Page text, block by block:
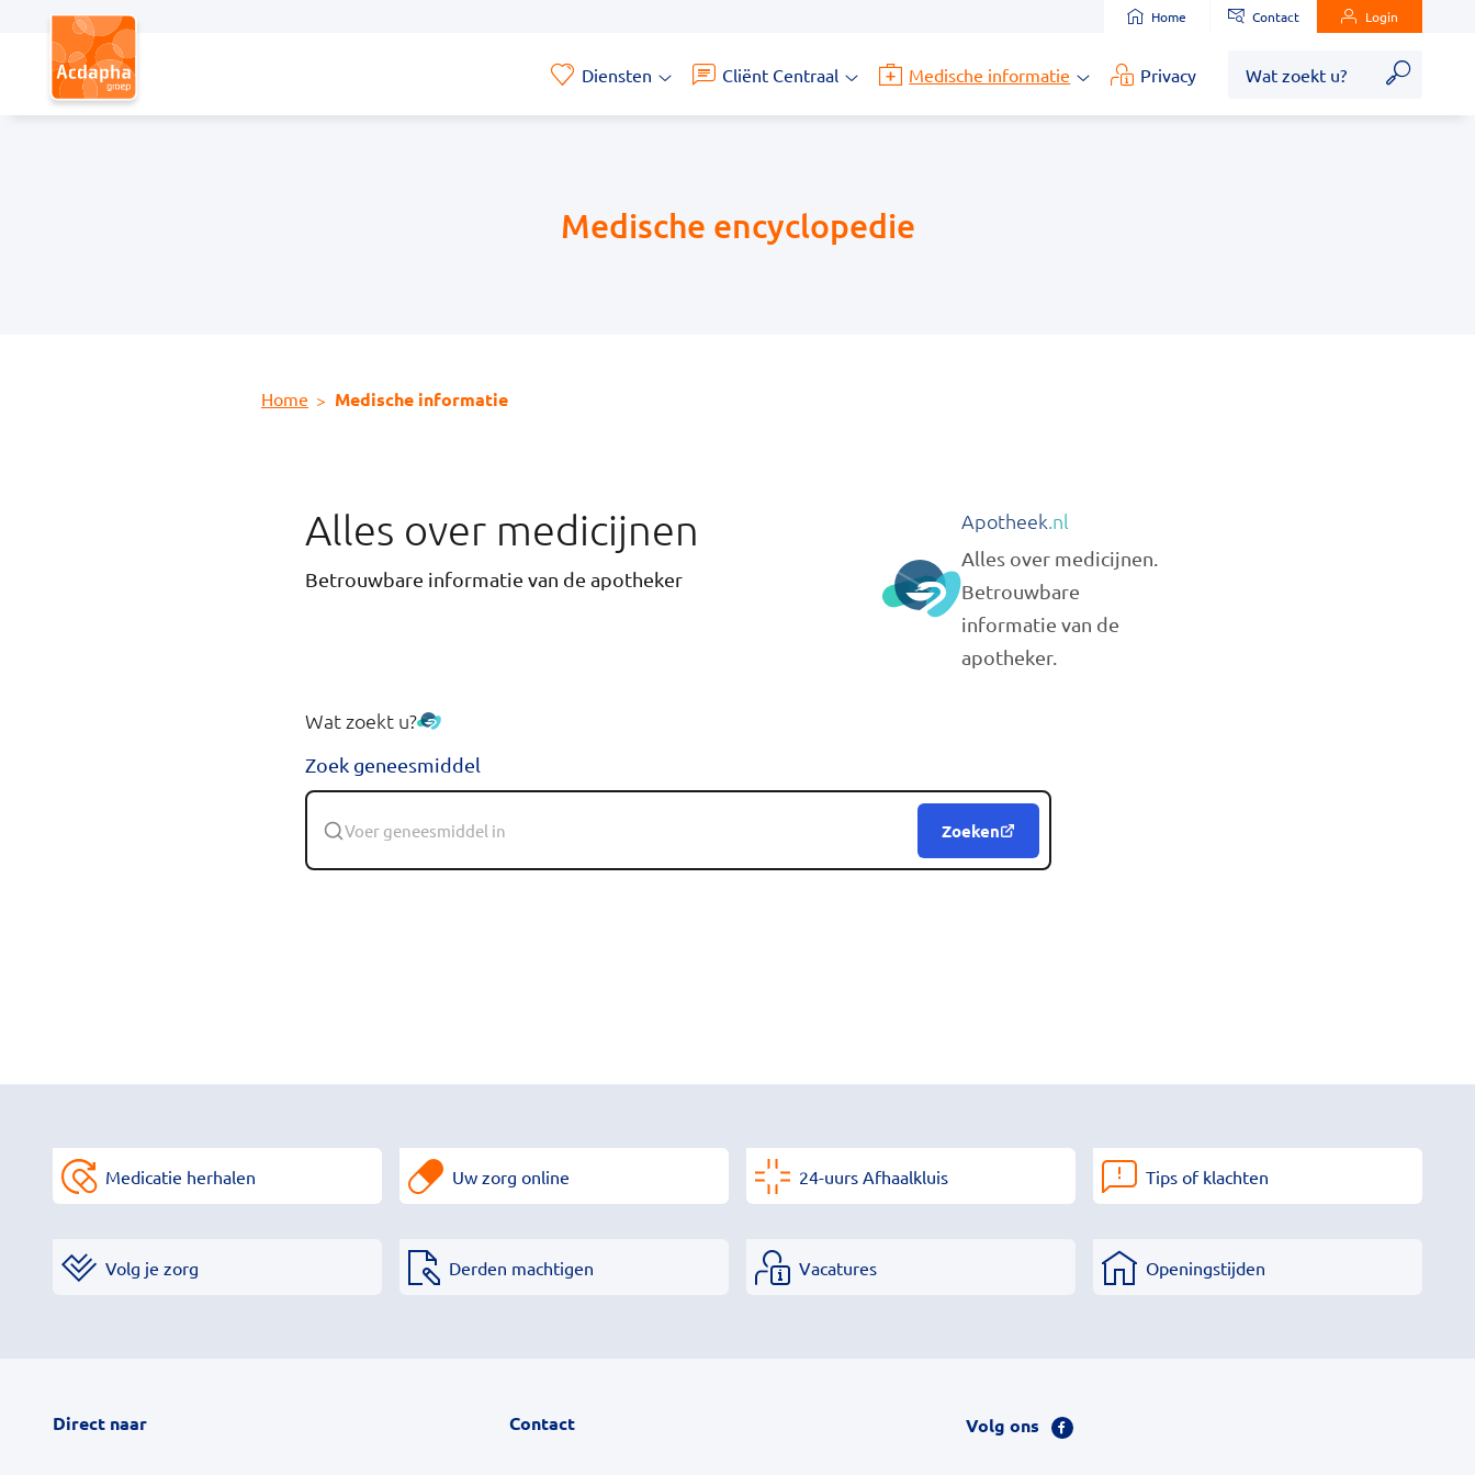
Home Contact Login
Diensten
submenu
Cliënt Centraal
Centraal
Medische informatie
informatie
Privacy
Home Medische informatie
Medische encyclopedie
Alles over medicijnen
Betrouwbare informatie van de apotheker
Apotheek.nl
Alles over medicijnen.
Betrouwbare
informatie van de
apotheker.
Wat zoekt u?
Zoek geneesmiddel
Zoeken
Medicatie herhalen Uw zorg online 24-uurs Afhaalkluis Tips of klachten
Volg je zorg Derden machtigen Vacatures Openingstijden
Direct naar Contact Volg ons
Bezoek